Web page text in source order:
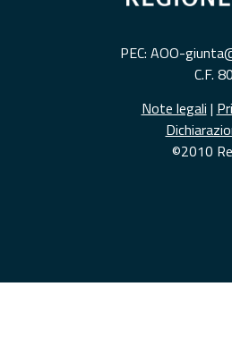
PEC: AOO-
C.F.
Note legali |
©2010